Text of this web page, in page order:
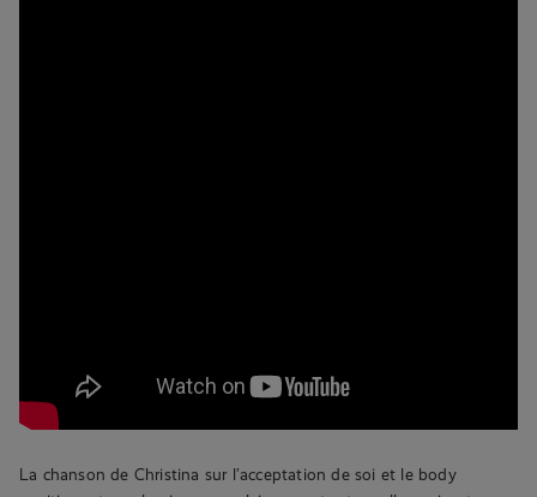
La chanson de Christina sur l’acceptation de soi et le body